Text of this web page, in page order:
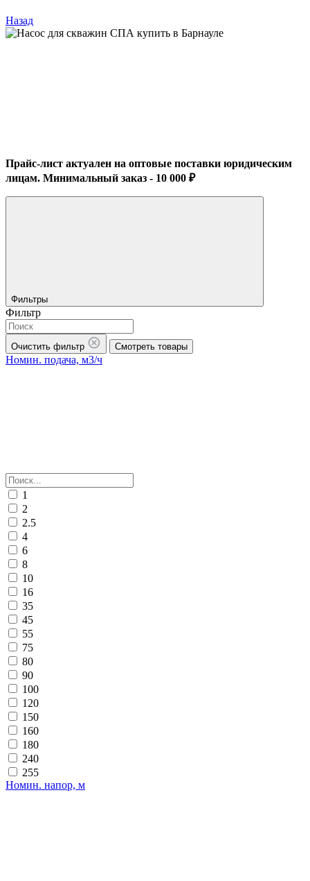
Назад
Прайс-лист актуален на оптовые поставки юридическим
лицам. Минимальный заказ - 10 000 ₽
Фильтры
Фильтр
Очистить фильтр Смотреть товары
Номин. подача, м3/ч
1
2
2.5
4
6
8
10
16
35
45
55
75
80
90
100
120
150
160
180
240
255
Номин. напор, м